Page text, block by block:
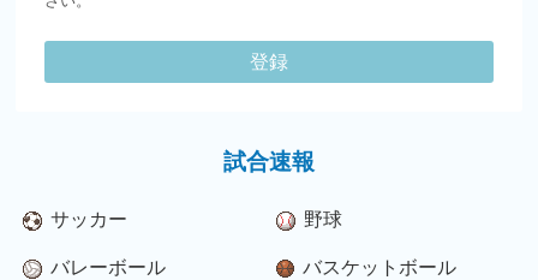
登録
試合速報
サッカー 野球
バレーボール バスケットボール